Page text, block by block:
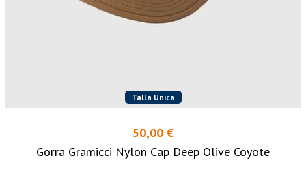
Talla Unica
50,00 €
Gorra Gramicci Nylon Cap Deep Olive Coyote